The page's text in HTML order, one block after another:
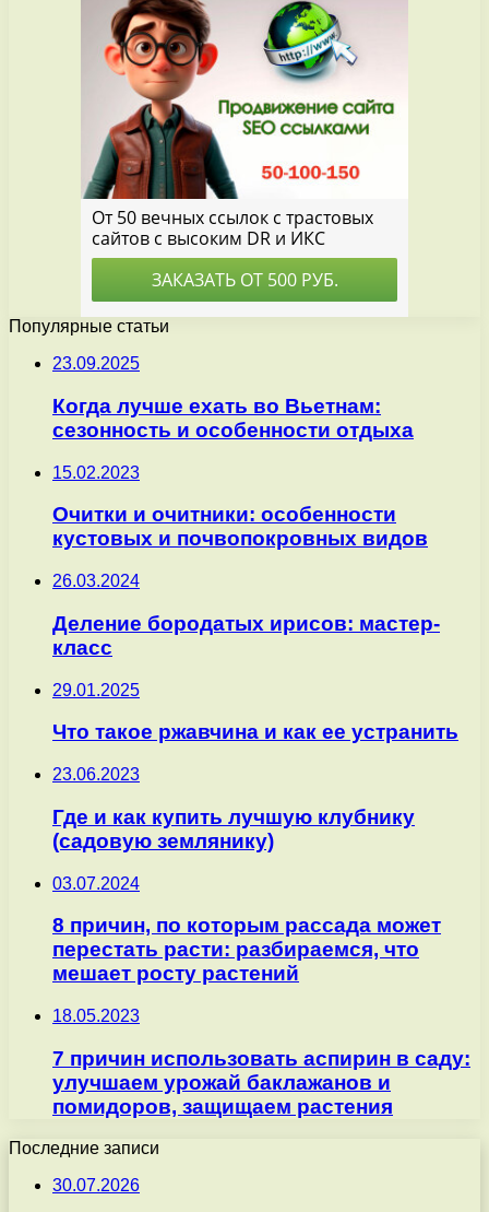
Популярные статьи
23.09.2025
Когда лучше ехать во Вьетнам:
сезонность и особенности отдыха
15.02.2023
Очитки и очитники: особенности
кустовых и почвопокровных видов
26.03.2024
Деление бородатых ирисов: мастер-
класс
29.01.2025
Что такое ржавчина и как ее устранить
23.06.2023
Где и как купить лучшую клубнику
(садовую землянику)
03.07.2024
8 причин, по которым рассада может
перестать расти: разбираемся, что
мешает росту растений
18.05.2023
7 причин использовать аспирин в саду:
улучшаем урожай баклажанов и
помидоров, защищаем растения
Последние записи
30.07.2026